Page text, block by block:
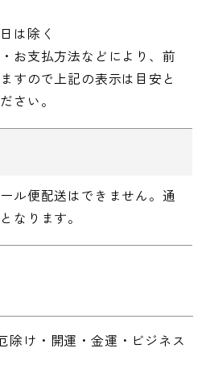
は除く
お支払方法などにより、前
すので上記の表示は目安と
さい。
ル便配送はできません。通
なります。
除け・開運・金運・ビジネス